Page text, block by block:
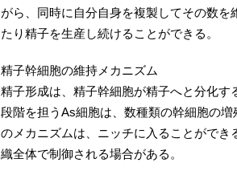
がら、同時に自分自身を複製してその数
たり精子を生産し続けることができる。
精子幹細胞の維持メカニズム
精子形成は、精子幹細胞が精子へと分化
段階を担うAs細胞は、数種類の幹細胞の
のメカニズムは、ニッチに入ることがで
織全体で制御される場合がある。